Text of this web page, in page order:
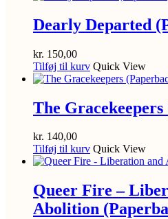
Dearly Departed
kr. 150,00
Tilføj til kurv Quick View
The
kr. 140,00
Tilføj til kurv Quick View
Queer Fire –
Abolition